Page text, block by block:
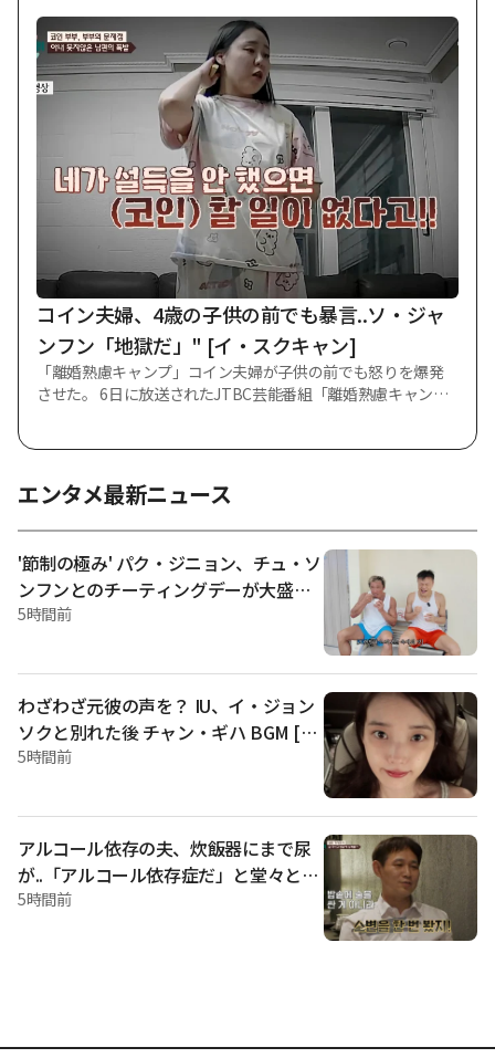
私の軽率な言動により傷つき失望されたすべての方に心より
頭を下げて謝罪申し上げる」と明らかにした。 彼は大学路へ
の愛情と尊重を強調した。 シン·ドンヨプは「私にとって大学
路は非常に意味深く特別な空間」とし「『地下鉄1号線』、
『キム·ジョンウク探し』等、数多くの名作を大学路で観覧し
ながら深い響きと感動を感じてきた」と話した。 続けて「だ
からこそ大学路の舞台と公演芸術に対して常に愛情と尊重す
る心を持っていた」と付け加えた。 シン·ドンヨプは「放送中
に出演陣との対話過程で行き来する冗談に偏ったあまり、現場
の実際の環境と数多くの方々の労苦に配慮できなかった軽い
発言をしてしまった」と釈明した。 それと共に「私の足りな
い言動で不便さと傷を感じたすべての方にもう一度心深く謝
罪申し上げる」として「今後はどんな席でも言動により慎重
を期し、舞台芸術を作る方々の献身に常に謙遜な心を持つ」
と約束した。 先立って3日に公開されたユーチューブチャン
コイン夫婦、4歳の子供の前でも暴言..ソ・ジャ
ンフン「地獄だ」" [イ・スクキャン]
「離婚熟慮キャンプ」コイン夫婦が子供の前でも怒りを爆発
させた。 6日に放送されたJTBC芸能番組「離婚熟慮キャン
も(妻を)常識的に理解するのは難しい」と話した。 続いた映像
では、子供たちの前で暴言を続ける夫婦の姿が描かれた。 4歳
の第一子は母親が近づくと後ずさりして「やめて」と言っ
た。 これに対しソ·ジャンフンは「子供が怖がる。 お母さん
を」と残念がった。 夫は「子供の前でそんなひどいことを言
わないでほしい。 「お前のお父さんはゴミだ」こんな話もす
る。 少なくとも妻が赤ちゃんの前でそんなことをしないでほ
しい」と話した。 しかし、夫も子供の前で爆発する姿を見せ
た。 ソ·ジャンフンは「地獄だ」と話し、子供は夫婦の姿を真
似までした。 また、子供はチック症状がひどくなったと伝え
られた。 妻は「映像を見て分かった。 子供が私に「するな」
と言うのを。 後悔している」と述べた。
エンタメ最新ニュース
'節制の極み' パク・ジニョン、チュ・ソ
ンフンとのチーティングデーが大盛況
"オーガニックは必要ない" [チュ・ソン
5時間前
わざわざ元彼の声を？ IU、イ・ジョン
ソクと別れた後 チャン・ギハ BGM [総
合]
5時間前
アルコール依存の夫、炊飯器にまで尿
が..「アルコール依存症だ」と堂々と
[イ·スクキャン★夜TView]
5時間前